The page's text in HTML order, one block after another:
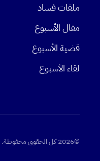
ملفات فساد
مقال الأسبوع
قضية الأسبوع
لقاء الأسبوع
©2026 كل الحقوق محفوظة. صدى.